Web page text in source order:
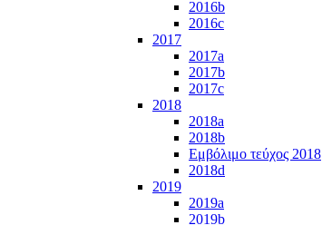
2016b
2016c
2017
2017a
2017b
2017c
2018
2018a
2018b
Εμβόλιμο τεύχος 2018
2018d
2019
2019a
2019b